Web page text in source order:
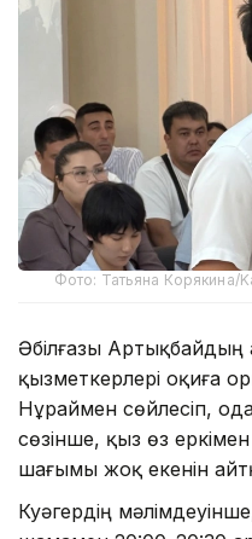
Фото: Татьяна Корякина/
Әбілғазы
қызметкерлері оқиға
Нұраймен сөйлесіп,
сөзінше, қыз өз
шағымы жоқ екенін
Куәгердің